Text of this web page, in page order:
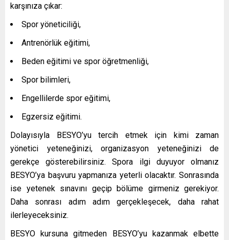
karşınıza çıkar:
Spor yöneticiliği,
Antrenörlük eğitimi,
Beden eğitimi ve spor öğretmenliği,
Spor bilimleri,
Engellilerde spor eğitimi,
Egzersiz eğitimi.
Dolayısıyla BESYO’yu tercih etmek için kimi zaman
yönetici yeteneğinizi, organizasyon yeteneğinizi de
gerekçe gösterebilirsiniz. Spora ilgi duyuyor olmanız
BESYO’ya başvuru yapmanıza yeterli olacaktır. Sonrasında
ise yetenek sınavını geçip bölüme girmeniz gerekiyor.
Daha sonrası adım adım gerçekleşecek, daha rahat
ilerleyeceksiniz.
BESYO kursuna gitmeden BESYO’yu kazanmak elbette